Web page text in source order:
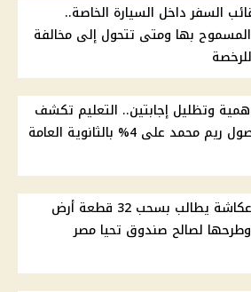
السفر داخل السيارة الخاصة..
المسموح بها ومتى تتحول إلى مخالفة
وتظليل إجابتين.. التعليم تكشف
على 4% بالثانوية العامة
توفيق عكاشة يطالب بسحب 32 قطعة أرض
وطرحها لصالح صندوق تحيا مصر